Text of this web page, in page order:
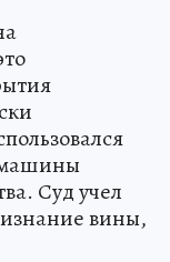
машины
Суд учел
вины,